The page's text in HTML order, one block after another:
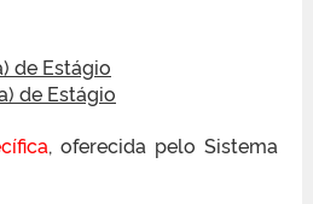
de Estágio
de Estágio
, oferecida pelo Sistema